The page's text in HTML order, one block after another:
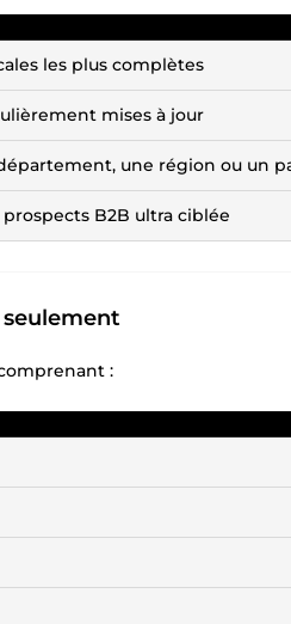
les plus complètes
mises à jour
une région ou un
B2B ultra ciblée
seulement
: